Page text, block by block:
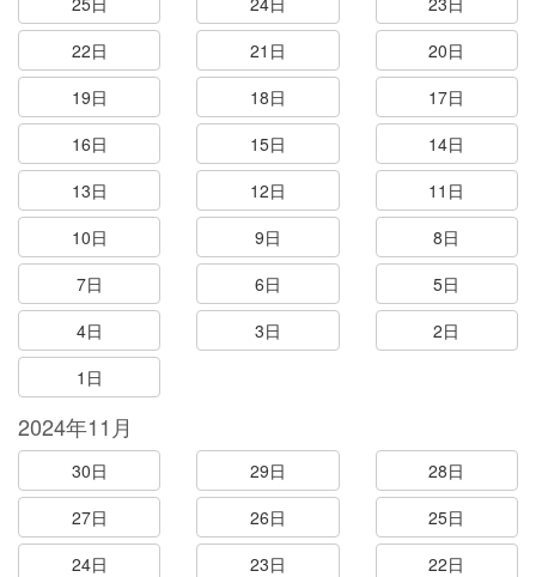
22日
21日
20日
19日
18日
17日
16日
15日
14日
13日
12日
11日
10日
9日
8日
7日
6日
5日
4日
3日
2日
1日
2024年11月
30日 29日
28日
27日
26日
25日
24日
23日
22日